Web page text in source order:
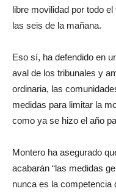
libre movilidad por todo
las seis de la mañana.
Eso sí, ha defendido en
aval de los tribunales y
ordinaria, las
medidas para limitar la
como ya se hizo el año
Montero ha asegurado
acabarán “las medidas
nunca es la competencia